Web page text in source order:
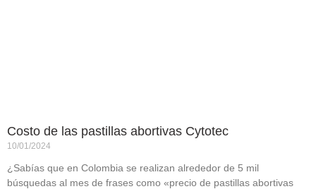
Costo de las pastillas abortivas Cytotec
10/01/2024
¿Sabías que en Colombia se realizan alrededor de 5 mil
búsquedas al mes de frases como «precio de pastillas abortivas